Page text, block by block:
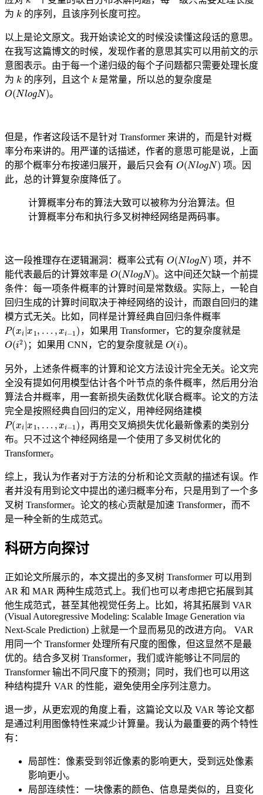
为 k 的序列，且该序列长度可控。
以上是论文原文。我开始读论文的时候没读懂这段话的意思。
在我写这篇博文的时候，发现作者的意思其实可以用前文的示
意图表示。由于每一个递归级的每个子问题都只需要处理长度
为 k 的序列，且这个 k是常量，所以总的复杂度是
O (Nlo N) 。
但是，作者这段话不是针对 Transformer 来讲的，而是针对概
率分布来讲的。用严谨的话描述，作者的意思可能是说，上面
的那个概率分布按递归展开，最后只会有 O(Nlo N) 项。因
此，总的计算复杂度降低了。
计算概率分布的算法大致可以被称为分治算法。但
计算概率分布和执行多叉树神经网络是两码事。
这一段推理存在逻辑漏洞：概率公式有 O(Nlo N) 项，并不
能代表最后的计算效率是 O(Nlo N) 。这中间还欠缺一个前提
条件：每一项条件概率的计算时间是常数级。实际上，一轮自
回归生成的计算时间取决于神经网络的设计，而跟自回归的建
模方式无关。比如，同样是计算经典自回归条件概率
P(x x ，如果用 Transformer，它的复杂度就是
O(i2) ；如果用 CNN，它的复杂度就是 O(i)。
另外，上述条件概率的计算和论文方法设计完全无关。论文完
全没有提如何用模型估计各个叶节点的条件概率，然后用分治
算法合并概率，用一套新损失函数优化联合概率。论文的方法
完全是按照经典自回归的定义，用神经网络建模
P(x x
，再用交叉熵损失优化最新像素的类别分
布。只不过这个神经网络是一个使用了多叉树优化的
Transformer。
综上，我认为作者对于方法的分析和论文贡献的描述有误。作
者并没有用到论文中提出的递归概率分布，只是用到了一个多
叉树 Transformer。论文的核心贡献是加速 Transformer，而不
是一种全新的生成范式。
科研方向探讨
正如论文所展示的，本文提出的多叉树 Transformer 可以用到
AR 和 MAR 两种生成范式上。我们也可以考虑把它拓展到其
他生成范式，甚至其他视觉任务上。比如，将其拓展到 VAR
(Visual Autoregressive Modeling: Scalable Image Generation via
Next-Scale Prediction) 上就是一个显而易见的改进方向。 VAR
用同一个 Transformer 处理所有尺度的图像，但这显然不是最
优的。结合多叉树 Transformer，我们或许能够让不同层的
Transformer 输出不同尺度下的预测；同时，我们也可以用这
种结构提升 VAR 的性能，避免使用全序列注意力。
退一步，从更宏观的角度上看，这篇论文以及 VAR 等论文都
是通过利用图像特性来减少计算量。我认为最重要的两个特性
有：
局部性：像素受到邻近像素的影响更大，受到远处像素
影响更小。
局部连续性：一块像素的颜色、信息是类似的，且变化